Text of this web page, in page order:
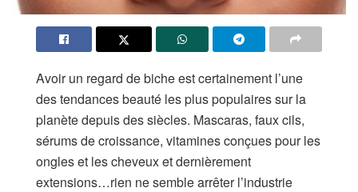
Avoir un regard de biche est certainement l’une
des tendances beauté les plus populaires sur la
planète depuis des siècles. Mascaras, faux cils,
sérums de croissance, vitamines conçues pour les
ongles et les cheveux et dernièrement
extensions…rien ne semble arrêter l’industrie